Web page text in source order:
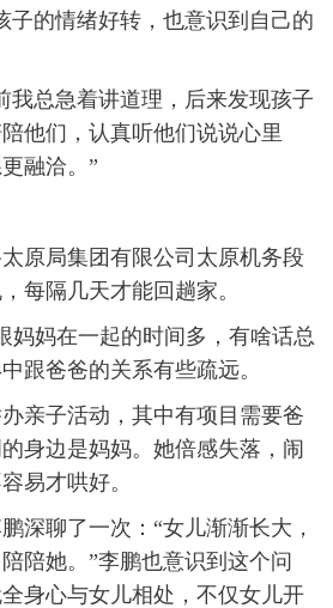
子的情绪好转，也意识到自己的
总急着讲道理，后来发现孩子
他们，认真听他们说说心里
融洽。”
局集团有限公司太原机务段
每隔几天才能回趟家。
妈在一起的时间多，有啥话总
跟爸爸的关系有些疏远。
子活动，其中有项目需要爸
身边是妈妈。她倍感失落，闹
易才哄好。
聊了一次：“女儿渐渐长大，
陪她。”李鹏也意识到这个问
身心与女儿相处，不仅女儿开